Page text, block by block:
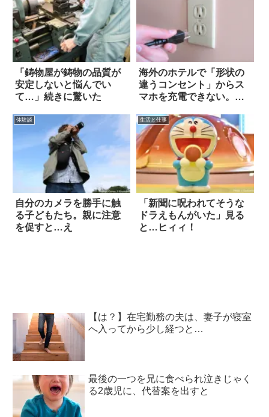
「鋳物屋が鋳物の品質が
安定しないと悩んでい
て…」続きに驚いた
海外のホテルで「形状の
違うコンセント」からス
マホを充電できない。そ
体験談
自分のカメラを勝手に触
る子どもたち。親に注意
を促すと…え
生活と仕事
「新聞に呪われてそうな
ドラえもんがいた」見る
と…ヒィィ！
【は？】在宅勤務の夫は、妻子が寝室
へ入ってから少し経つと…
最後の一つを兄に食べられ泣きじゃく
る2歳児に、代替案を出すと